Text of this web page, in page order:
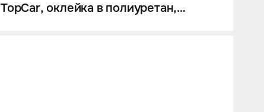
TopCar, оклейка в полиуретан,